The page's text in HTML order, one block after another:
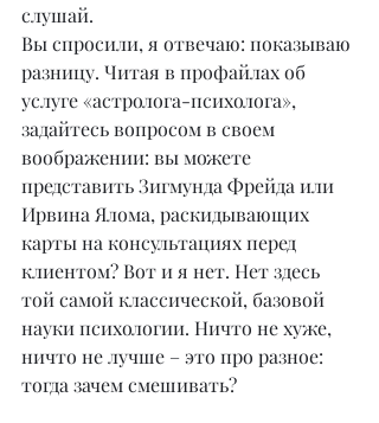
слушай.
Вы спросили, я отвечаю: показываю
разницу. Читая в профайлах об
услуге «астролога-психолога»,
задайтесь вопросом в своем
воображении: вы можете
представить Зигмунда Фрейда или
Ирвина Ялома, раскидывающих
карты на консультациях перед
клиентом? Вот и я нет. Нет здесь
той самой классической, базовой
науки психологии. Ничто не хуже,
ничто не лучше – это про разное:
тогда зачем смешивать?